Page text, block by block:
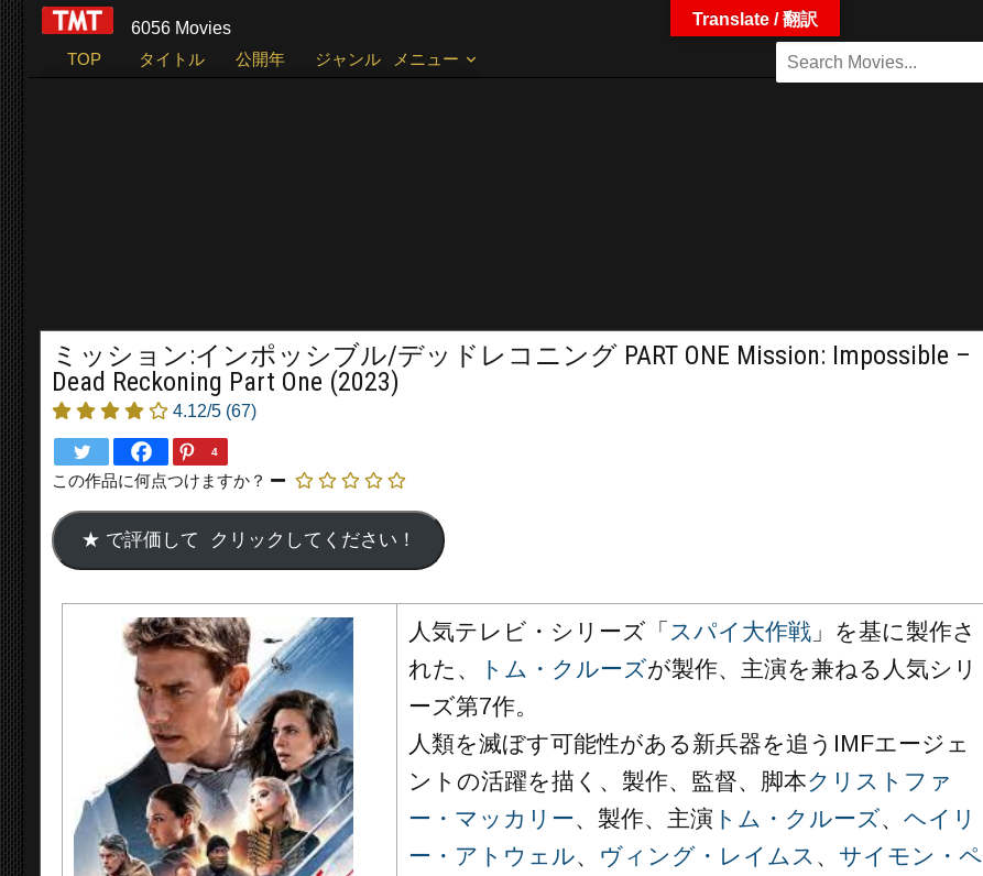
6056 Movies
TOP
タイトル 公開年 ジャンル メニュー
ミッション:インポッシブル/デッドレコニング PART ONE Mission: Impossible –
Dead Reckoning Part One (2023)
4.12/5 (67)
4
この作品に何点つけますか？
人気テレビ・シリーズ「 スパイ大作戦」を基に製作さ
れた、
トム・クルーズが製作、主演を兼ねる人気シリ
ーズ第7作。
人類を滅ぼす可能性がある新兵器を追うIMFエージェ
ントの活躍を描く、製作、監督、脚本クリストファ
ー・マッカリー、製作、主演 トム・クルーズ、 ヘイリ
ー・アトウェル、 ヴィング・レイムス 、 サイモン・ペ
Translate / 翻訳